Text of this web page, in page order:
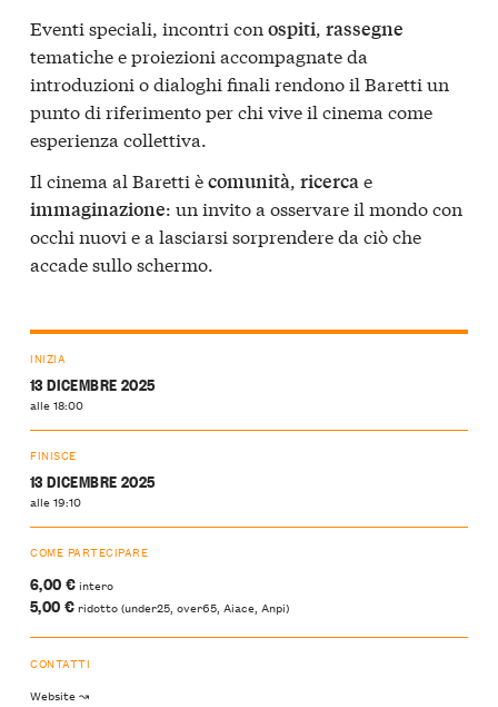
Eventi speciali, incontri con ospiti, rassegne
tematiche e proiezioni accompagnate da
introduzioni o dialoghi finali rendono il Baretti un
punto di riferimento per chi vive il cinema come
esperienza collettiva.
Il cinema al Baretti ècomunità, ricercae
immaginazione: un invito a osservare il mondo con
occhi nuovi e a lasciarsi sorprendere da ciò che
accade sullo schermo.
INIZIA
13 DICEMBRE 2025
alle 18:00
FINISCE
13 DICEMBRE 2025
alle 19:10
COME PARTECIPARE
6,00 €intero
5,00 €ridotto (under25, over65, Aiace, Anpi)
CONTATTI
Website ↝